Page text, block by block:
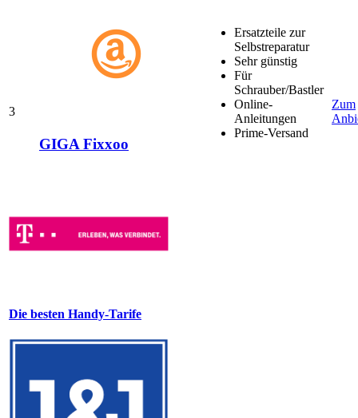
3
GIGA Fixxoo
Ersatzteile zur
Selbstreparatur
Sehr günstig
Für
Schrauber/Bastler
Online-
Anleitungen
Prime-Versand
Zum
Die besten Handy-Tarife